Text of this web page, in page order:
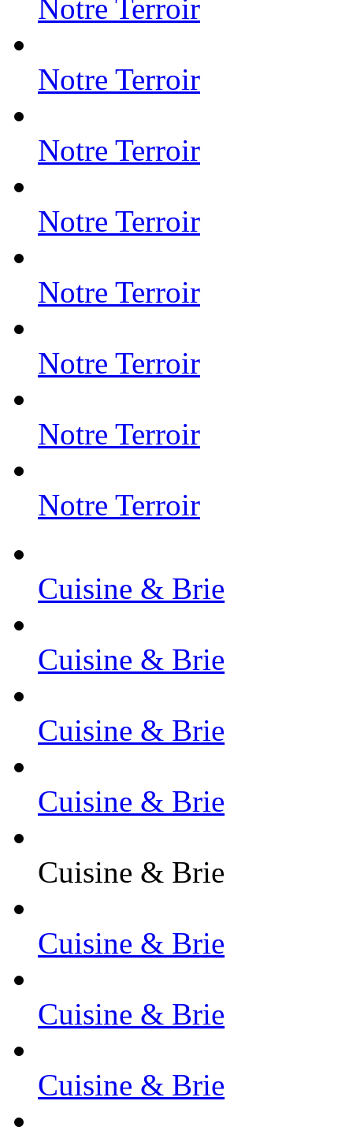
Notre Terroir
Notre Terroir
Notre Terroir
Notre Terroir
Notre Terroir
Notre Terroir
Notre Terroir
Notre Terroir
Cuisine & Brie
Cuisine & Brie
Cuisine & Brie
Cuisine & Brie
Cuisine & Brie
Cuisine & Brie
Cuisine & Brie
Cuisine & Brie